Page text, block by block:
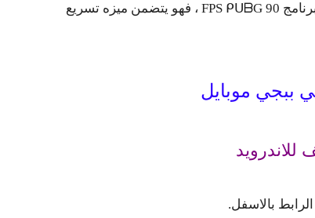
المحمول على هواتف اندرويد الحديثة والضعيفة ، وكذلك برنامج ‏90 FPS ᑭᑌᗷG‏ ، فهو يتضمن ميزه تسريع
للاندرويد
بالاسفل.